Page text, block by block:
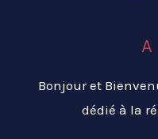
A
Bonjour et
dédié à la